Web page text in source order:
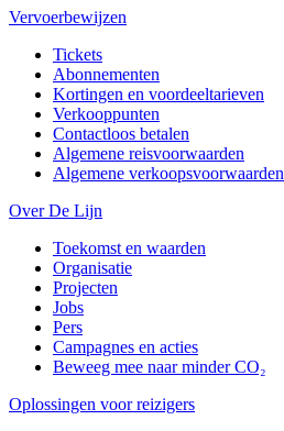
Vervoerbewijzen
Tickets
Abonnementen
Kortingen en voordeeltarieven
Verkooppunten
Contactloos betalen
Algemene reisvoorwaarden
Algemene verkoopsvoorwaarden
Over De Lijn
Toekomst en waarden
Organisatie
Projecten
Jobs
Pers
Campagnes en acties
Beweeg mee naar minder CO₂
Oplossingen voor reizigers